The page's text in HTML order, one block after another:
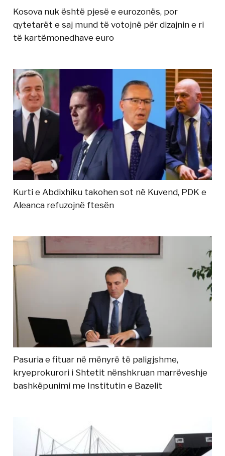
Kosova nuk është pjesë e eurozonës, por
qytetarët e saj mund të votojnë për dizajnin e ri
të kartëmonedhave euro
Kurti e Abdixhiku takohen sot në Kuvend, PDK e
Aleanca refuzojnë ftesën
Pasuria e fituar në mënyrë të paligjshme,
kryeprokurori i Shtetit nënshkruan marrëveshje
bashkëpunimi me Institutin e Bazelit